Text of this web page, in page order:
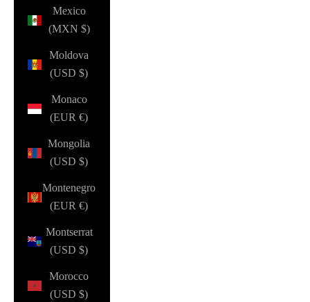
Mexico
(MXN $)
Moldova
(USD $)
Monaco
(EUR €)
Mongolia
(USD $)
Montenegro
(EUR €)
Montserrat
(USD $)
Morocco
(USD $)